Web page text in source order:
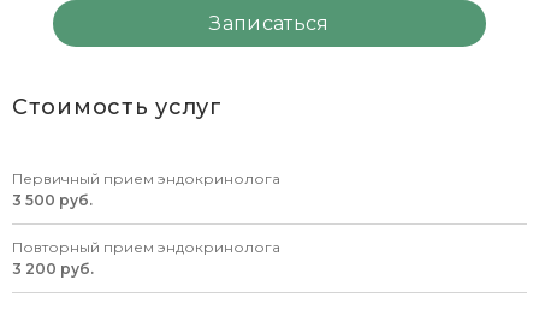
Стоимость услуг
Первичный прием эндокринолога
3 500 руб.
Повторный прием эндокринолога
3 200 руб.